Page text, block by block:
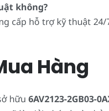
không?
cấp hỗ trợ kỹ thuật 24/
Hàng
hữu 6AV2123-2GB03-